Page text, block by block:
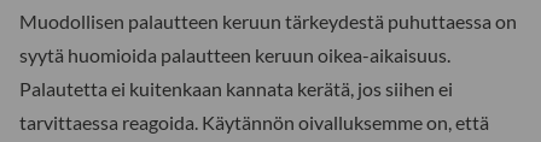
Muodollisen palautteen keruun tärkeydestä puhuttaessa on
syytä huomioida palautteen keruun oikea-aikaisuus.
Palautetta ei kuitenkaan kannata kerätä, jos siihen ei
tarvittaessa reagoida. Käytännön oivalluksemme on, että